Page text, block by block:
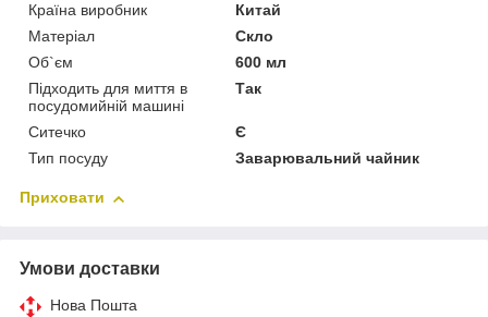
Країна виробник
Китай
Матеріал
Скло
Об`єм
600 мл
Підходить для миття в
посудомийній машині
Так
Ситечко
Є
Тип посуду
Заварювальний чайник
Приховати
Умови доставки
Нова Пошта